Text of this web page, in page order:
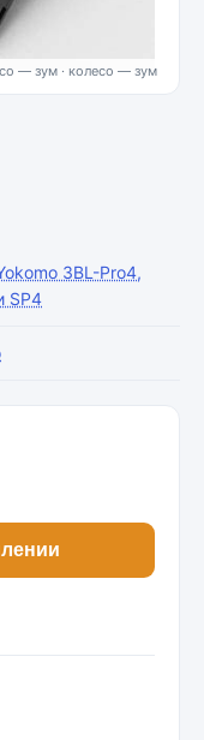
— зум
3BL-Pro4,
SP4